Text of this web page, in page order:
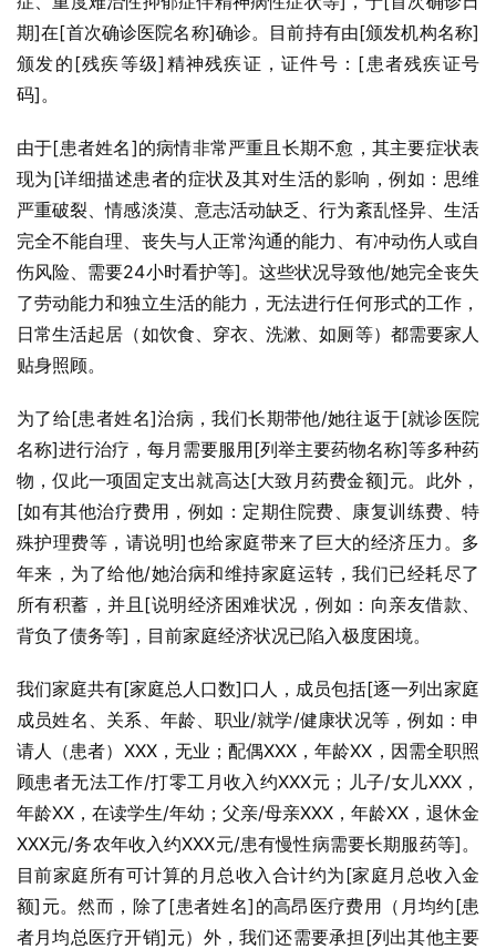
期]在[首次确诊医院名称]确诊。目前持有由[颁发机构名称]
颁发的[残疾等级]精神残疾证，证件号：[患者残疾证号
码]。
由于[患者姓名]的病情非常严重且长期不愈，其主要症状表
现为[详细描述患者的症状及其对生活的影响，例如：思维
严重破裂、情感淡漠、意志活动缺乏、行为紊乱怪异、生活
完全不能自理、丧失与人正常沟通的能力、有冲动伤人或自
伤风险、需要24小时看护等]。这些状况导致他/她完全丧失
了劳动能力和独立生活的能力，无法进行任何形式的工作，
日常生活起居（如饮食、穿衣、洗漱、如厕等）都需要家人
贴身照顾。
为了给[患者姓名]治病，我们长期带他/她往返于[就诊医院
名称]进行治疗，每月需要服用[列举主要药物名称]等多种药
物，仅此一项固定支出就高达[大致月药费金额]元。此外，
[如有其他治疗费用，例如：定期住院费、康复训练费、特
殊护理费等，请说明]也给家庭带来了巨大的经济压力。多
年来，为了给他/她治病和维持家庭运转，我们已经耗尽了
所有积蓄，并且[说明经济困难状况，例如：向亲友借款、
背负了债务等]，目前家庭经济状况已陷入极度困境。
我们家庭共有[家庭总人口数]口人，成员包括[逐一列出家庭
成员姓名、关系、年龄、职业/就学/健康状况等，例如：申
请人（患者）XXX，无业；配偶XXX，年龄XX，因需全职照
顾患者无法工作/打零工月收入约XXX元；儿子/女儿XXX，
年龄XX，在读学生/年幼；父亲/母亲XXX，年龄XX，退休金
XXX元/务农年收入约XXX元/患有慢性病需要长期服药等]。
目前家庭所有可计算的月总收入合计约为[家庭月总收入金
额]元。然而，除了[患者姓名]的高昂医疗费用（月均约[患
者月均总医疗开销]元）外，我们还需要承担[列出其他主要